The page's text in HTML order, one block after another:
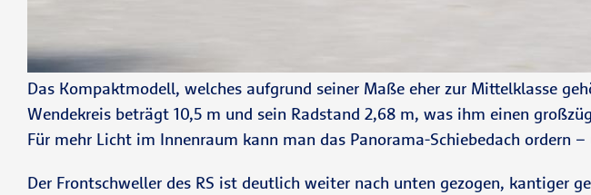
Das Kompaktmodell, welches aufgrund seiner Maße eher zur Mittelklasse
Wendekreis beträgt 10,5 m und sein Radstand 2,68 m, was ihm einen
Für mehr Licht im Innenraum kann man das Panorama-Schiebedach
Der Frontschweller des RS ist deutlich weiter nach unten gezogen, kantiger